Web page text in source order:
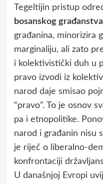
Tegeltijin pristup
bosanskog građanstva
građanina, minorizira
marginaliju, ali zato
i kolektivistički duh u
pravo izvodi iz
narod daje smisao
“pravo”. To je osnov
pa i etnopolitike.
narod i građanin nisu
je riječ o liberalno-
konfrontaciji
U današnjoj Evropi